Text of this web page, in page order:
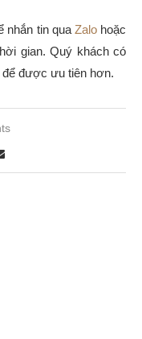
nhắn tin qua Zalohoặc
gian. Quý khách có
được ưu tiên hơn.